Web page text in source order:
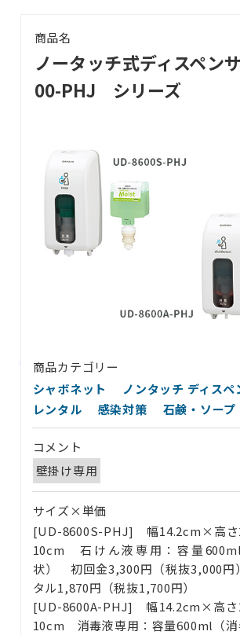
商品名
ノータッチ式ディスペン
00-PHJ シリーズ
商品カテゴリー
シャボネット
ノンタッチ ディスペ
レンタル
感染対策 石鹸・ソープ
コメント
壁掛け専用
サイズ×単価
[UD-8600S-PHJ] 幅14.2cm×高
10cm 石けん液専用：容量
状） 初回金3,300円（税抜3,000
タル1,870円（税抜1,700円）
[UD-8600A-PHJ] 幅14.2cm×高
10cm 消毒液専用：容量600ml（